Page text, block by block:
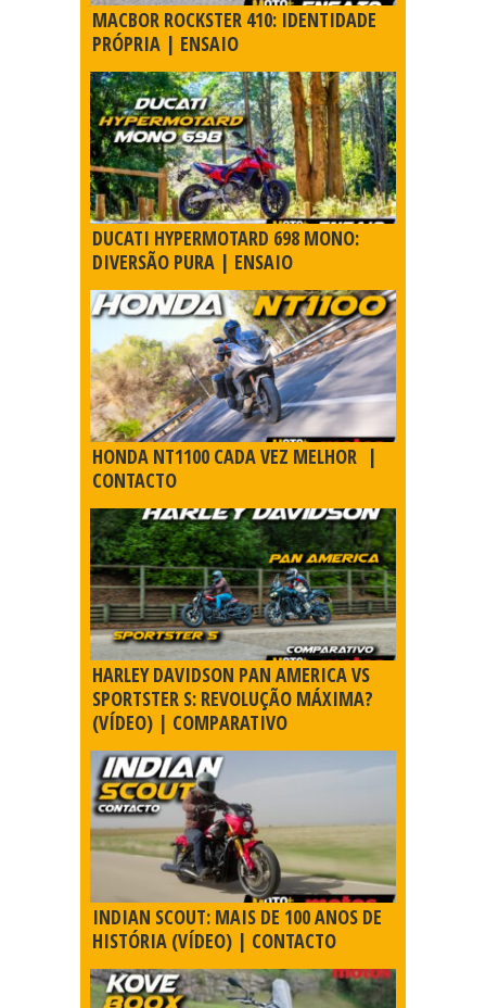
MACBOR ROCKSTER 410: IDENTIDADE
PRÓPRIA | ENSAIO
DUCATI HYPERMOTARD 698 MONO:
DIVERSÃO PURA | ENSAIO
HONDA NT1100 CADA VEZ MELHOR |
CONTACTO
HARLEY DAVIDSON PAN AMERICA VS
SPORTSTER S: REVOLUÇÃO MÁXIMA?
(VÍDEO) | COMPARATIVO
INDIAN SCOUT: MAIS DE 100 ANOS DE
HISTÓRIA (VÍDEO) | CONTACTO